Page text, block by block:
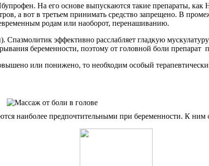
На его основе выпускаются такие препараты,
а вот в третьем принимать средство запрещено. В
родам или наоборот, перенашиванию.
эффективно расслабляет гладкую
беременности, поэтому от головной боли препарат
или понижено, то необходим особый
наиболее предпочтительными при беременности. К ним